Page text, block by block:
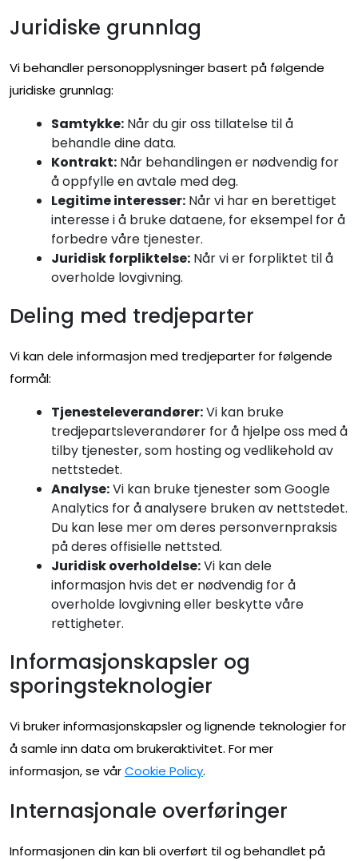
Juridiske grunnlag
Vi behandler personopplysninger basert på følgende
juridiske grunnlag:
Samtykke: Når du gir oss tillatelse til å
behandle dine data.
Kontrakt: Når behandlingen er nødvendig for
å oppfylle en avtale med deg.
Legitime interesser: Når vi har en berettiget
interesse i å bruke dataene, for eksempel for å
forbedre våre tjenester.
Juridisk forpliktelse: Når vi er forpliktet til å
overholde lovgivning.
Deling med tredjeparter
Vi kan dele informasjon med tredjeparter for følgende
formål:
Tjenesteleverandører:Vi kan bruke
tredjepartsleverandører for å hjelpe oss med å
tilby tjenester, som hosting og vedlikehold av
nettstedet.
Analyse:Vi kan bruke tjenester som Google
Analytics for å analysere bruken av nettstedet.
Du kan lese mer om deres personvernpraksis
på deres offisielle nettsted.
Juridisk overholdelse:Vi kan dele
informasjon hvis det er nødvendig for å
overholde lovgivning eller beskytte våre
rettigheter.
Informasjonskapsler og
sporingsteknologier
Vi bruker informasjonskapsler og lignende teknologier for
å samle inn data om brukeraktivitet. For mer
informasjon, se vårCookie Policy.
Internasjonale overføringer
Informasjonen din kan bli overført til og behandlet på